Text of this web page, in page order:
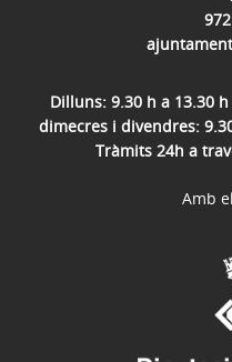
Dilluns: 9.30 h a 13.30
dimecres i divendres:
Tràmits 24h a
Amb